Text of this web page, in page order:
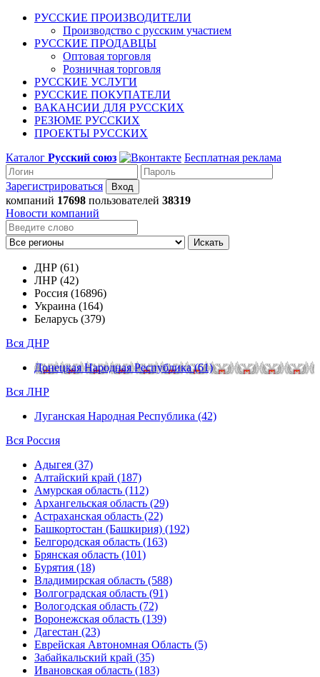
РУССКИЕ ПРОИЗВОДИТЕЛИ
Производство с русским участием
РУССКИЕ ПРОДАВЦЫ
Оптовая торговля
Розничная торговля
РУССКИЕ УСЛУГИ
РУССКИЕ ПОКУПАТЕЛИ
ВАКАНСИИ ДЛЯ РУССКИХ
РЕЗЮМЕ РУССКИХ
ПРОЕКТЫ РУССКИХ
Каталог Русский союз Бесплатная реклама
Зарегистрироваться
компаний 17698 пользователей 38319
Новости компаний
Искать
ДНР (61)
ЛНР (42)
Россия (16896)
Украина (164)
Беларусь (379)
Вся ДНР
Донецкая Народная Республика (61)
Вся ЛНР
Луганская Народная Республика (42)
Вся Россия
Адыгея (37)
Алтайский край (187)
Амурская область (112)
Архангельская область (29)
Астраханская область (22)
Башкортостан (Башкирия) (192)
Белгородская область (163)
Брянская область (101)
Бурятия (18)
Владимирская область (588)
Волгоградская область (91)
Вологодская область (72)
Воронежская область (139)
Дагестан (23)
Еврейская Автономная Область (5)
Забайкальский край (35)
Ивановская область (183)